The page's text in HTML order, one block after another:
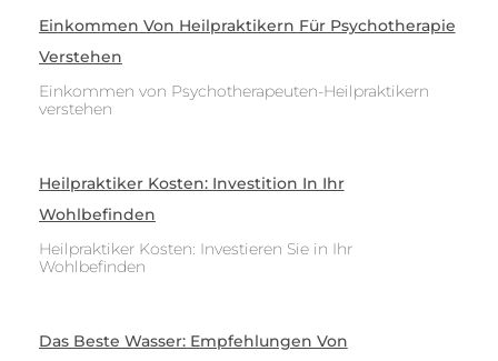
Einkommen Von Heilpraktikern Für Psychotherapie
Verstehen
Einkommen von Psychotherapeuten-Heilpraktikern
verstehen
Heilpraktiker Kosten: Investition In Ihr
Wohlbefinden
Heilpraktiker Kosten: Investieren Sie in Ihr
Wohlbefinden
Das Beste Wasser: Empfehlungen Von